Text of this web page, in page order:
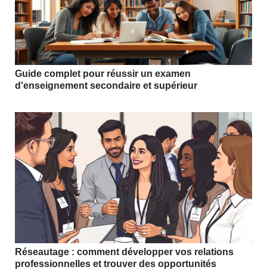
Guide complet pour réussir un examen
d'enseignement secondaire et supérieur
Réseautage : comment développer vos relations
professionnelles et trouver des opportunités